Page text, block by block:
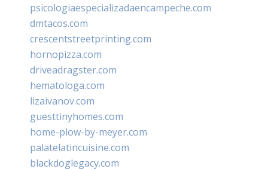
psicologiaespecializadaencampeche.com
dmtacos.com
crescentstreetprinting.com
hornopizza.com
driveadragster.com
hematologa.com
lizaivanov.com
guesttinyhomes.com
home-plow-by-meyer.com
palatelatincuisine.com
blackdoglegacy.com